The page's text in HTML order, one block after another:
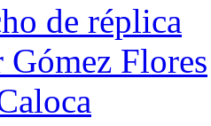
de réplica
Gómez Flores